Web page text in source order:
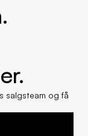
salgsteam og få